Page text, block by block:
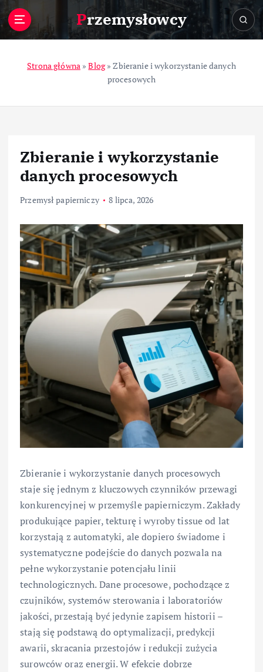
Przemysłowcy
Strona główna»Blog»Zbieranie i wykorzystanie danych
procesowych
Zbieranie i wykorzystanie
danych procesowych
Przemysł papierniczy 8 lipca, 2026
Zbieranie i wykorzystanie danych procesowych
staje się jednym z kluczowych czynników przewagi
konkurencyjnej w przemyśle papierniczym. Zakłady
produkujące papier, tekturę i wyroby tissue od lat
korzystają z automatyki, ale dopiero świadome i
systematyczne podejście do danych pozwala na
pełne wykorzystanie potencjału linii
technologicznych. Dane procesowe, pochodzące z
czujników, systemów sterowania i laboratoriów
jakości, przestają być jedynie zapisem historii –
stają się podstawą do optymalizacji, predykcji
awarii, skracania przestojów i redukcji zużycia
surowców oraz energii. W efekcie dobrze